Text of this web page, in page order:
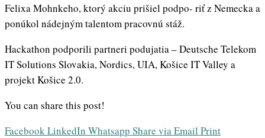
Felixa Mohnkeho, ktorý akciu prišiel podpo- riť z Nemecka a
ponúkol nádejným talentom pracovnú stáž.
Hackathon podporili partneri podujatia – Deutsche Telekom
IT Solutions Slovakia, Nordics, UIA, Košice IT Valley a
projekt Košice 2.0.
You can share this post!
Facebook LinkedIn Whatsapp Share via Email Print